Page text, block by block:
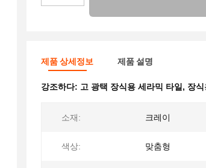
제품 상세정보 제품 설명
강조하다: 고 광택 장식용 세라믹 타일 , 장
소재: 크레이
색상: 맞춤형